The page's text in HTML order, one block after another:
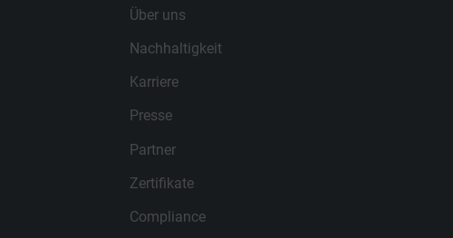
Über uns
Nachhaltigkeit
Karriere
Presse
Partner
Zertifikate
Compliance